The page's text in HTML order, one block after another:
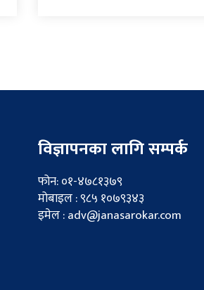
विज्ञापनका लागि सम्पर्क
फोन: ०१-४७८१३७९
मोबाइल : ९८५ १०७९३४३
इमेल : adv@janasarokar.com